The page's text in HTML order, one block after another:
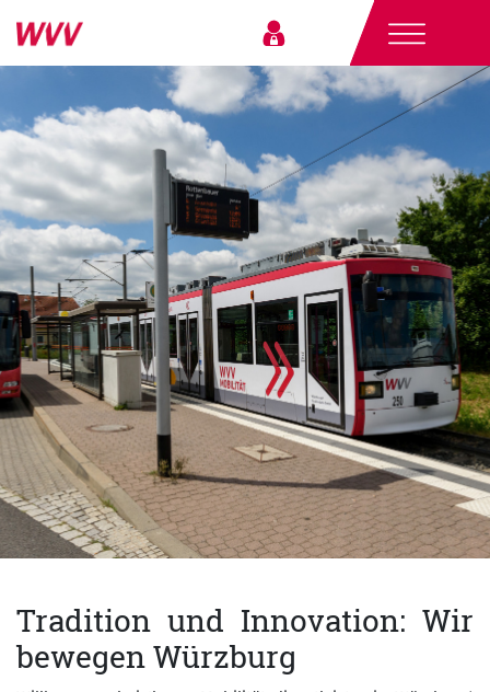
Tradition und Innovation: Wir
bewegen Würzburg